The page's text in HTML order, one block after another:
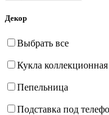
Декор
Выбрать все
Кукла коллекционная
Пепельница
Подставка под